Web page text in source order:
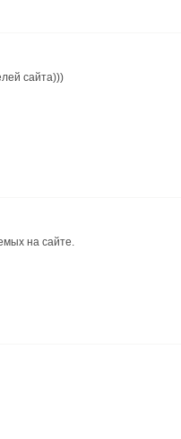
сайта)))
на сайте.